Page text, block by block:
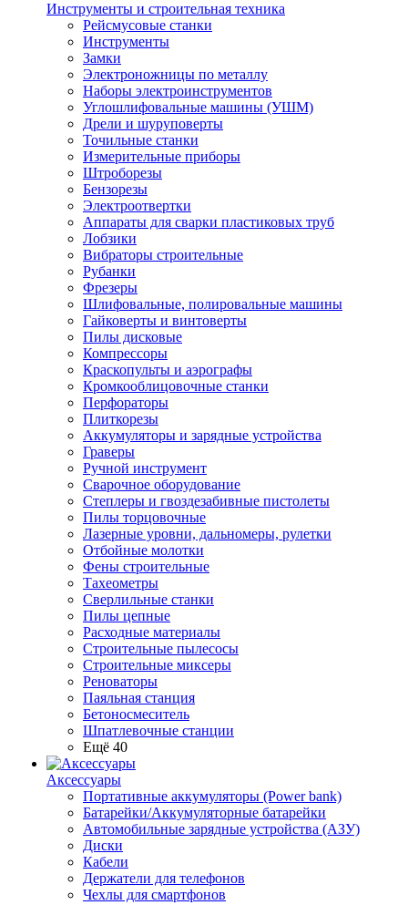
Инструменты и строительная техника
Рейсмусовые станки
Инструменты
Замки
Электроножницы по металлу
Наборы электроинструментов
Углошлифовальные машины (УШМ)
Дрели и шуруповерты
Точильные станки
Измерительные приборы
Штроборезы
Бензорезы
Электроотвертки
Аппараты для сварки пластиковых труб
Лобзики
Вибраторы строительные
Рубанки
Фрезеры
Шлифовальные, полировальные машины
Гайковерты и винтоверты
Пилы дисковые
Компрессоры
Краскопульты и аэрографы
Кромкооблицовочные станки
Перфораторы
Плиткорезы
Аккумуляторы и зарядные устройства
Граверы
Ручной инструмент
Сварочное оборудование
Степлеры и гвоздезабивные пистолеты
Пилы торцовочные
Лазерные уровни, дальномеры, рулетки
Отбойные молотки
Фены строительные
Тахеометры
Сверлильные станки
Пилы цепные
Расходные материалы
Строительные пылесосы
Строительные миксеры
Реноваторы
Паяльная станция
Бетоносмеситель
Шпатлевочные станции
Ещё 40
Аксессуары
Портативные аккумуляторы (Power bank)
Батарейки/Аккумуляторные батарейки
Автомобильные зарядные устройства (АЗУ)
Диски
Кабели
Держатели для телефонов
Чехлы для смартфонов